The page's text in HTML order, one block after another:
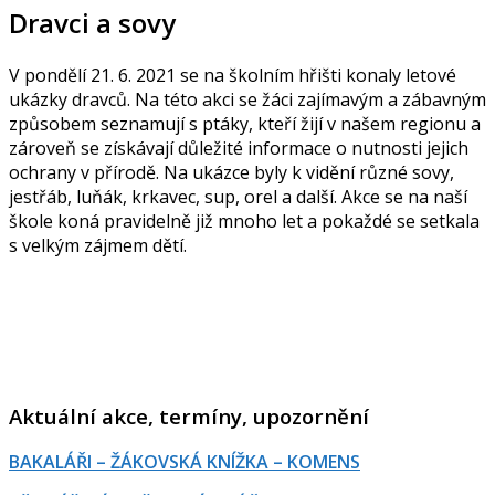
Dravci a sovy
V pondělí 21. 6. 2021 se na školním hřišti konaly letové
ukázky dravců. Na této akci se žáci zajímavým a zábavným
způsobem seznamují s ptáky, kteří žijí v našem regionu a
zároveň se získávají důležité informace o nutnosti jejich
ochrany v přírodě. Na ukázce byly k vidění různé sovy,
jestřáb, luňák, krkavec, sup, orel a další. Akce se na naší
škole koná pravidelně již mnoho let a pokaždé se setkala
s velkým zájmem dětí.
Aktuální akce, termíny, upozornění
BAKALÁŘI – ŽÁKOVSKÁ KNÍŽKA – KOMENS